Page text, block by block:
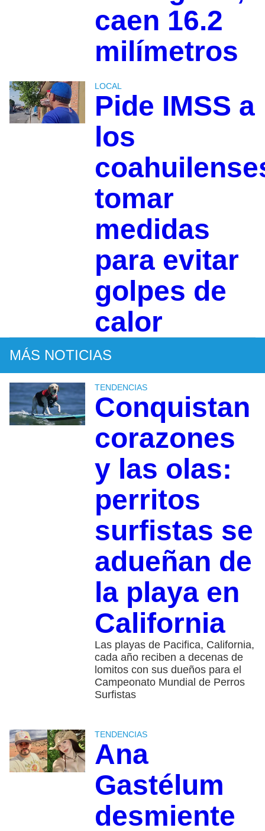
caen 16.2
milímetros
LOCAL
Pide IMSS a
los
tomar
medidas
para evitar
golpes de
calor
MÁS NOTICIAS
TENDENCIAS
Conquistan
corazones
y las olas:
perritos
surfistas se
adueñan de
la playa en
California
Las playas de Pacifica, California,
cada año reciben a decenas de
lomitos con sus dueños para el
Campeonato Mundial de Perros
Surfistas
TENDENCIAS
Ana
Gastélum
desmiente